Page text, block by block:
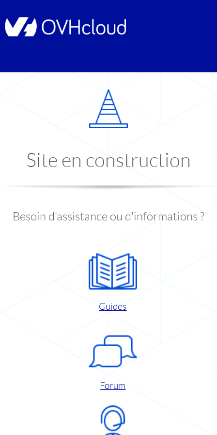
Site en construction
Besoin d'assistance ou d'informations ?
Guides
Forum